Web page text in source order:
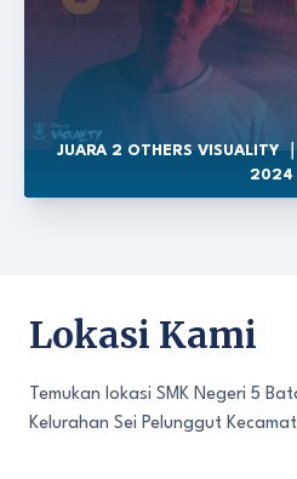
JUARA 2 OTHERS VISUALITY
2024
Lokasi Kami
Temukan lokasi SMK Negeri 5
Kelurahan Sei Pelunggut